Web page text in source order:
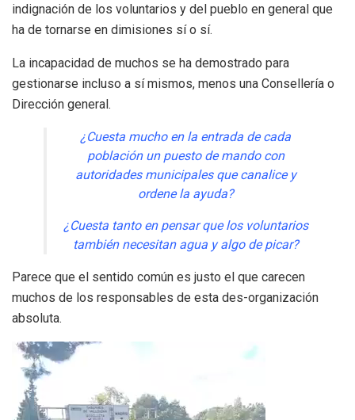
indignación de los voluntarios y del pueblo en general que
ha de tornarse en dimisiones sí o sí.
La incapacidad de muchos se ha demostrado para
gestionarse incluso a sí mismos, menos una Consellería o
Dirección general.
¿Cuesta mucho en la entrada de cada
población un puesto de mando con
autoridades municipales que canalice y
ordene la ayuda?
¿Cuesta tanto en pensar que los voluntarios
también necesitan agua y algo de picar?
Parece que el sentido común es justo el que carecen
muchos de los responsables de esta des-organización
absoluta.